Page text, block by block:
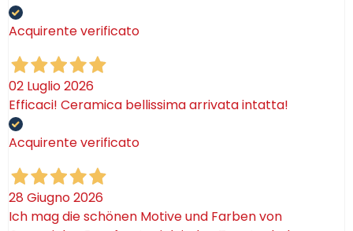
sottopentola
fermacarte; puoi sbizzarrirti anche tu, gli usi sono
variabili se impiegati come oggetti da appoggio. Puoi
anche lasciarli su una mensola o appenderli alla
parete come decorazione.
Decorazioni da parete per la
cucina o il bagno: piastrelle di
design dipinte a mano
Le piastrelle in ceramica De Simone sono ideali anche
comedecorazioni da parete per la cucina o il
Acquirente verificato
02 Luglio 2026
Efficaci! Ceramica bellissima arrivata intatta!
Acquirente verificato
28 Giugno 2026
Ich mag die schönen Motive und Farben von